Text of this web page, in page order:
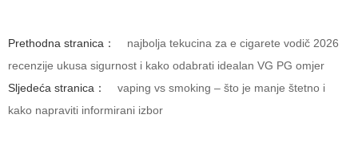
Prethodna stranica：
najbolja tekucina za e cigarete vodič 2026
recenzije ukusa sigurnost i kako odabrati idealan VG PG omjer
Sljedeća stranica：
vaping vs smoking – što je manje štetno i
kako napraviti informirani izbor